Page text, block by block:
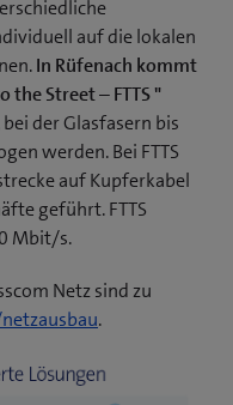
auf die lokalen
In Rüfenach kommt
Street – FTTS "
bei der Glasfasern bis
werden. Bei FTTS
auf Kupferkabel
geführt. FTTS
Mbit/s.
Netz sind zu
.